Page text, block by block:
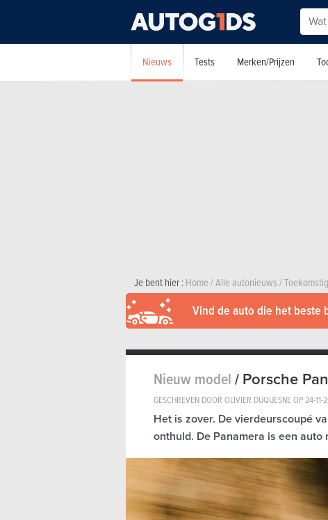
Nieuws Tests Merken/Prijzen
Je bent hier :Home/Alle autonieuws/
Vind de auto die het beste
Nieuw model/Porsche
GESCHREVEN DOOR OLIVIER DUQUESNE OP24-11-
Het is zover. De vierdeurscoupé
onthuld. De Panamera is een